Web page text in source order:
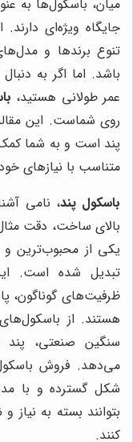
میان، باسکول‌ها به
جایگاه ویژه‌ای
تنوع برندها و
باشد. اما اگر به
عمر طولانی هستید،
روی شماست. این
پند است و به شما کمک
متناسب با نیازهای
باسکول پند، نامی
بالای ساخت، دقت
یکی از محبوب‌ترین و
تبدیل شده است.
ظرفیت‌های گوناگون،
هستند. از
سنگین صنعتی، پند
می‌دهد. فروش
شکل گسترده و با
بتوانند بسته به نیاز
کنند.